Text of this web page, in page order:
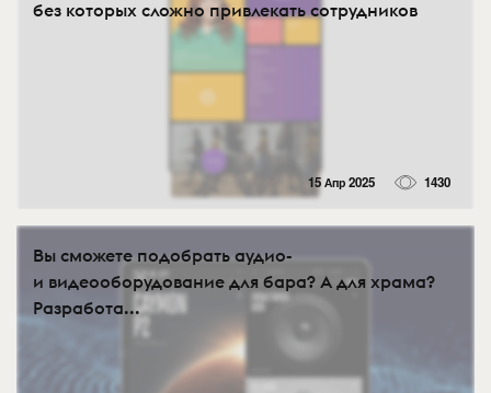
без которых сложно привлекать сотрудников
15 Апр 2025 1430
Вы сможете подобрать аудио-
и видеооборудование для бара? А для храма?
Разработа...